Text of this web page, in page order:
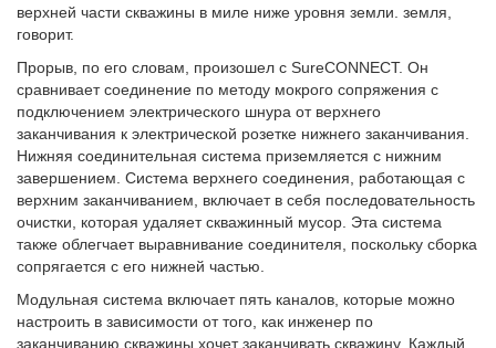
верхней части скважины в миле ниже уровня земли. земля,
говорит.
Прорыв, по его словам, произошел с SureCONNECT. Он
сравнивает соединение по методу мокрого сопряжения с
подключением электрического шнура от верхнего
заканчивания к электрической розетке нижнего заканчивания.
Нижняя соединительная система приземляется с нижним
завершением. Система верхнего соединения, работающая с
верхним заканчиванием, включает в себя последовательность
очистки, которая удаляет скважинный мусор. Эта система
также облегчает выравнивание соединителя, поскольку сборка
сопрягается с его нижней частью.
Модульная система включает пять каналов, которые можно
настроить в зависимости от того, как инженер по
заканчиванию скважины хочет заканчивать скважину. Каждый